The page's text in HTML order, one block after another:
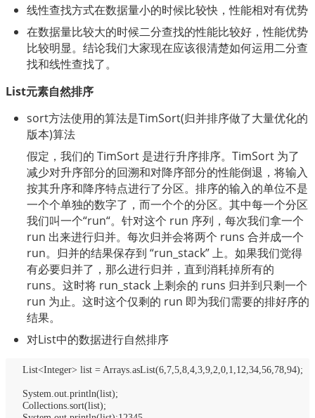
线性查找方式在数据量小的时候比较快，性能相对有优势
在数据量比较大的时候二分查找的性能比较好，性能优势
比较明显。结论我们大家现在应该很清楚如何运用二分查
找和线性查找了。
List元素自然排序
sort方法使用的算法是TimSort(归并排序做了大量优化的
版本)算法
假定，我们的 TimSort 是进行升序排序。TimSort 为了
减少对升序部分的回溯和对降序部分的性能倒退，将输入
按其升序和降序特点进行了分区。排序的输入的单位不是
一个个单独的数字了，而一个个的分区。其中每一个分区
我们叫一个“run“。针对这个 run 序列，每次我们拿一个
run 出来进行归并。每次归并会将两个 runs 合并成一个
run。归并的结果保存到 “run_stack” 上。如果我们觉得
有必要归并了，那么进行归并，直到消耗掉所有的
runs。这时将 run_stack 上剩余的 runs 归并到只剩一个
run 为止。这时这个仅剩的 run 即为我们需要的排好序的
结果。
对List中的数据进行自然排序
List<Integer> list = Arrays.asList(6,7,5,8,4,3,9,2,0,1,12,34,56,78,94);
System.out.println(list);
Collections.sort(list);